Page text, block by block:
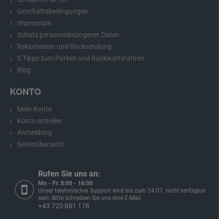
Empfehlung:
Ihrer Nummernschildbeleuchtung und vergleichen Sie diese mit
Rückfahrkamera für Suzuki Alto, Grand
Vitara, Jimny, Swift und Splash
Nummernschildbeleuchtung. Der Einbau ist einfach und erfolgt
ohne mechanische Beschädigung der Fahrzeugkarosserie. Nach
dem Einbau dient die Kamera auch als vollwertige
Nummernschildbeleuchtung.
Geschäftsbedingungen
Impressum
Schutz personenbezogener Daten
Reklamation und Rücksendung
5 Tipps zum Parken und Rückwärtsfahren
Blog
KONTO
Mein Konto
Konto erstellen
Anmeldung
Seitenübersicht
Rufen Sie uns an:
Mo - Fr: 8:00 - 16:00
Unser telefonischer Support wird bis zum 24.07. nicht verfügbar
sein. Bitte schreiben Sie uns eine E-Mail.
+43 720 881 178